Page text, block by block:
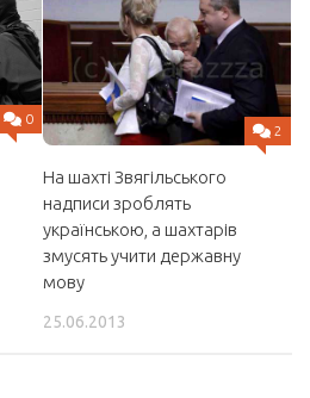
0
2
На шахті Звягільського
надписи зроблять
українською, а шахтарів
змусять учити державну
мову
25.06.2013